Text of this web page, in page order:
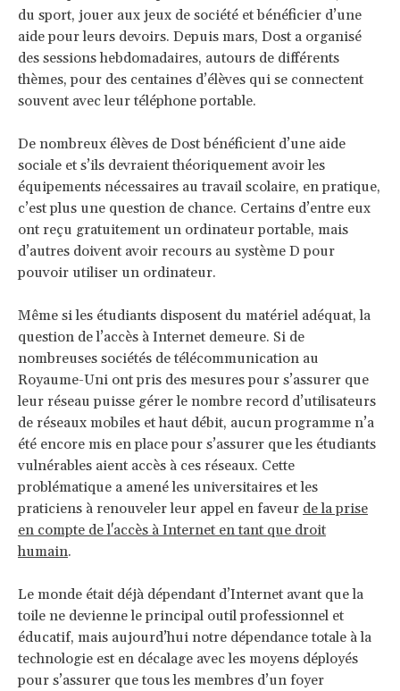
du sport, jouer aux jeux de société et bénéficier d’une
aide pour leurs devoirs. Depuis mars, Dost a organisé
des sessions hebdomadaires, autours de différents
thèmes, pour des centaines d’élèves qui se connectent
souvent avec leur téléphone portable.
De nombreux élèves de Dost bénéficient d’une aide
sociale et s’ils devraient théoriquement avoir les
équipements nécessaires au travail scolaire, en pratique,
c’est plus une question de chance. Certains d’entre eux
ont reçu gratuitement un ordinateur portable, mais
d’autres doivent avoir recours au système D pour
pouvoir utiliser un ordinateur.
Même si les étudiants disposent du matériel adéquat, la
question de l’accès à Internet demeure. Si de
nombreuses sociétés de télécommunication au
Royaume-Uni ont pris des mesures pour s’assurer que
leur réseau puisse gérer le nombre record d’utilisateurs
de réseaux mobiles et haut débit, aucun programme n’a
été encore mis en place pour s’assurer que les étudiants
vulnérables aient accès à ces réseaux. Cette
problématique a amené les universitaires et les
praticiens à renouveler leur appel en faveur de la prise
en compte de l'accès à Internet en tant que droit
humain.
Le monde était déjà dépendant d’Internet avant que la
toile ne devienne le principal outil professionnel et
éducatif, mais aujourd’hui notre dépendance totale à la
technologie est en décalage avec les moyens déployés
pour s’assurer que tous les membres d’un foyer